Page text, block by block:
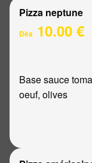
Pizza neptune
Dès 10.00 €
Base sauce
oeuf, olives